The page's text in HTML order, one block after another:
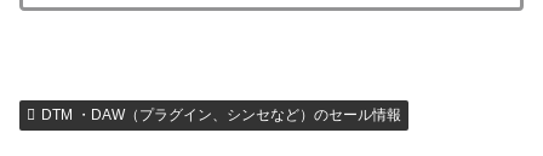
DTM ・DAW（プラグイン、シンセなど）のセール情報